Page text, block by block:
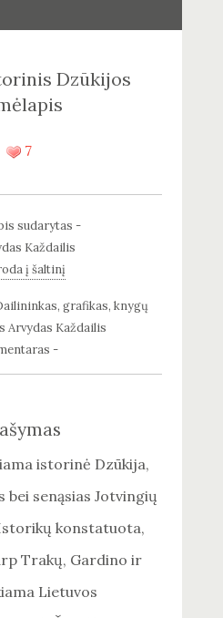
Dzūkijos
7
sudarytas -
Každailis
į šaltinį
grafikas, knygų
Arvydas Každailis
-
istorinė Dzūkija,
bei senąsias Jotvingių
konstatuota,
Trakų, Gardino ir
Lietuvos